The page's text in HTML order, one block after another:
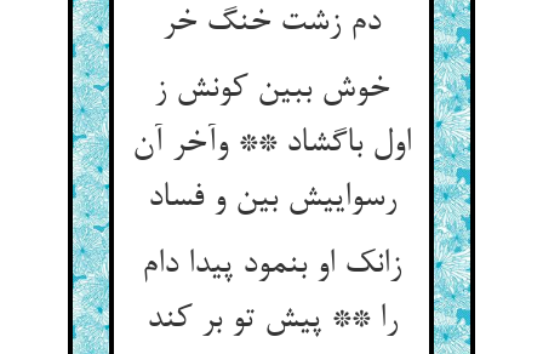
دم زشت خنگ خر
خوش ببین کونش ز
اول باگشاد ** وآخر آن
رسواییش بین و فساد
زانک او بنمود پیدا دام
را ** پیش تو بر کند